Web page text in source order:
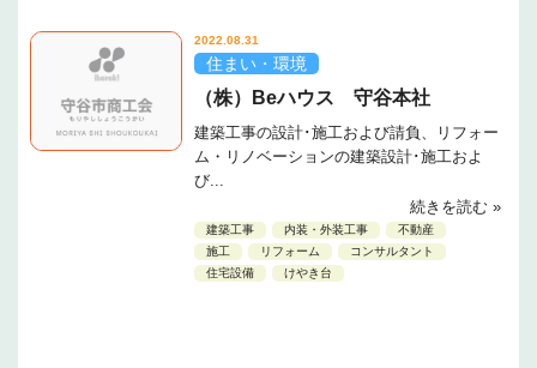
2022.08.31
住まい・環境
（株）Beハウス 守谷本社
建築工事の設計･施工および請負、リフォー
ム・リノベーションの建築設計･施工およ
び...
続きを読む »
建築工事 内装・外装工事
不動産
施工
リフォーム
コンサルタント
住宅設備
けやき台